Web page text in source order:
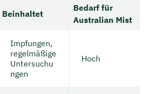
Beinhaltet
Bedarf für
Australian Mist
Impfungen,
regelmäßige
Untersuchu
ngen
Hoch
Minuten
Ihren Wunschtermin: